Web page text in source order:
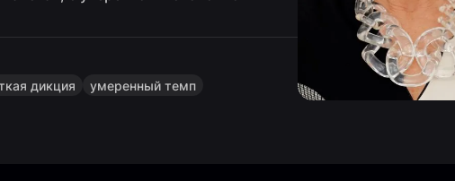
дикция умеренный темп